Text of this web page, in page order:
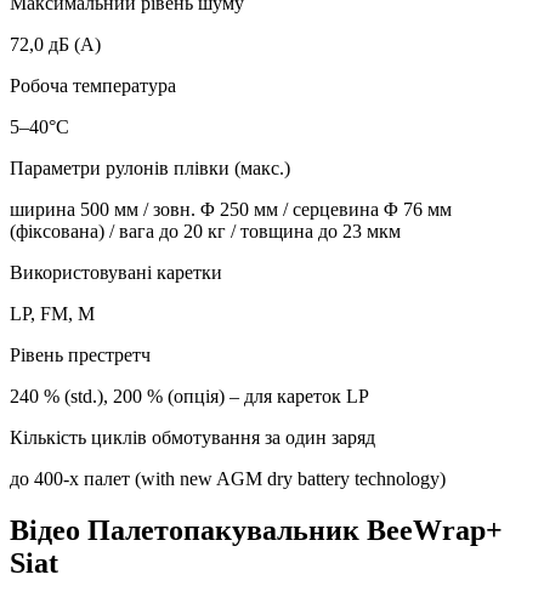
72,0 дБ (A)
Робоча температура
5–40°C
Параметри рулонів плівки (макс.)
ширина 500 мм / зовн. Φ 250 мм / серцевина Φ 76 мм
(фіксована) / вага до 20 кг / товщина до 23 мкм
Використовувані каретки
LP, FM, M
Рівень престретч
240 % (std.), 200 % (опція) – для кареток LP
Кількість циклів обмотування за один заряд
до 400-х палет (with new AGM dry battery technology)
Відео Палетопакувальник BeeWrap+
Siat